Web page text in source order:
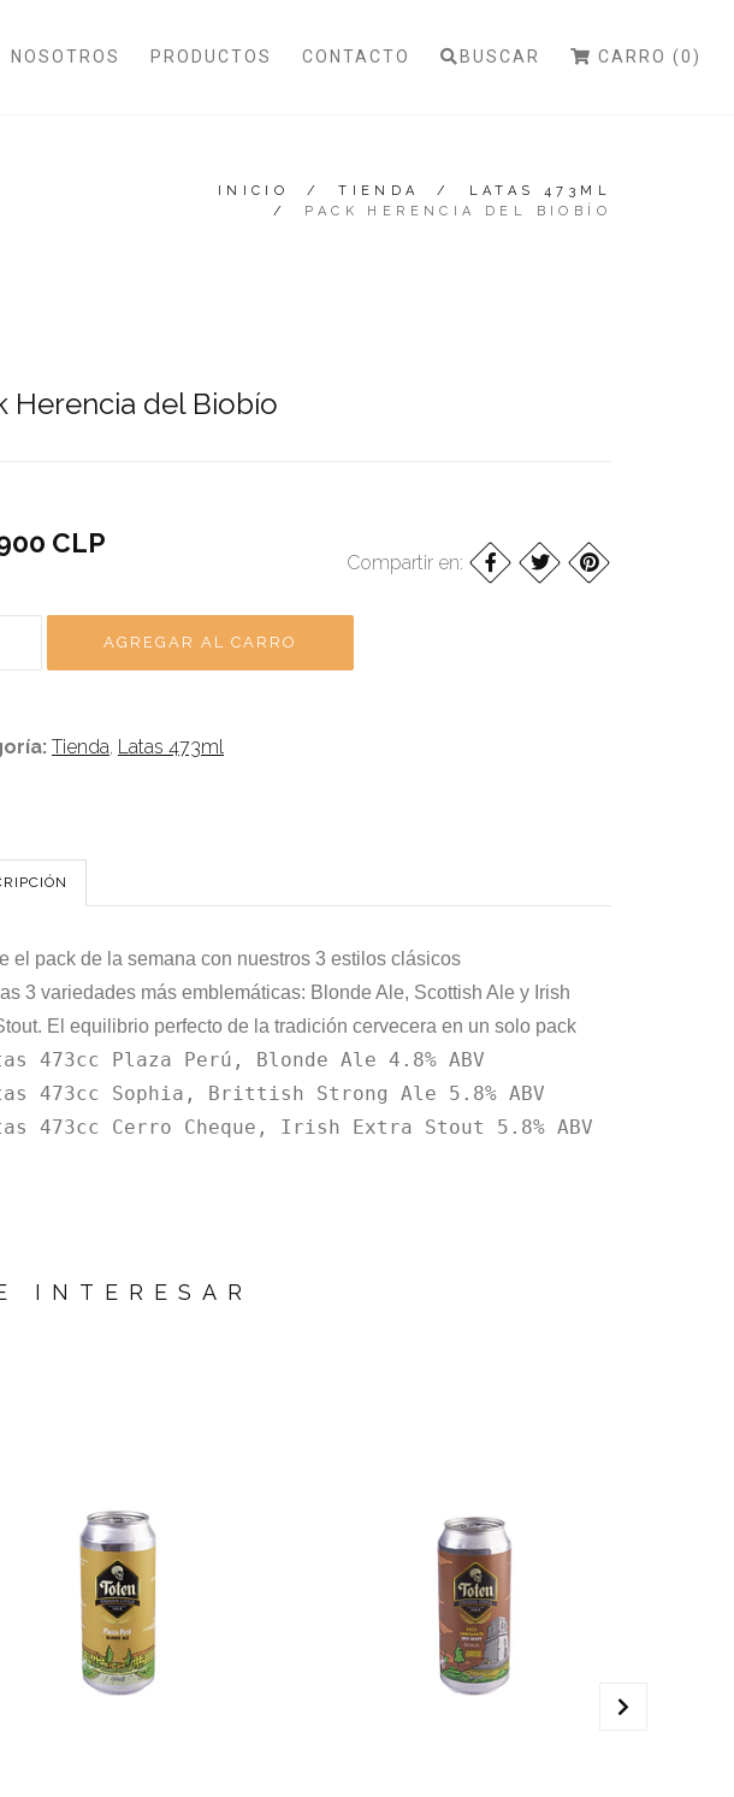
NOSOTROS PRODUCTOS CONTACTO BUSCAR CARRO (0)
INICIO /TIENDA /
LATAS 473ML
/ PACK HERENCIA DEL BIOBÍO
Herencia del Biobío
CLP
Compartir en:
Tienda, Latas 473ml
el pack de la semana con nuestros 3 estilos clásicos
3 variedades más emblemáticas: Blonde Ale, Scottish Ale y Irish
El equilibrio perfecto de la tradición cervecera en un solo pack
473cc Plaza Perú, Blonde Ale 4.8% ABV
473cc Sophia, Brittish Strong Ale 5.8% ABV
473cc Cerro Cheque, Irish Extra Stout 5.8% ABV
INTERESAR